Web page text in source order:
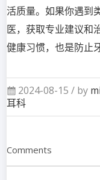
活质量。如果你遇到
医，获取专业建议和
健康习惯，也是防止
2024-08-15 / by
耳科
Comments